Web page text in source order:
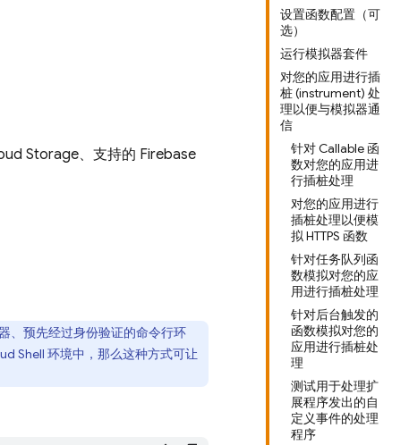
设置函数配置（可
选）
运行模拟器套件
对您的应用进行插
桩 (instrument) 处
理以便与模拟器通
信
针对 Callable 函
数对您的应用进
行插桩处理
对您的应用进行
插桩处理以便模
拟 HTTPS 函数
针对任务队列函
数模拟对您的应
用进行插桩处理
针对后台触发的
函数模拟对您的
应用进行插桩处
理
测试用于处理扩
展程序发出的自
定义事件的处理
程序
Storage、支持的 Firebase
、预先经过身份验证的命令行环
Shell 环境中，那么这种方式可让